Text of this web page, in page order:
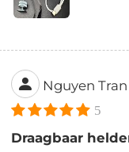
Nguyen Tran
5
Draagbaar